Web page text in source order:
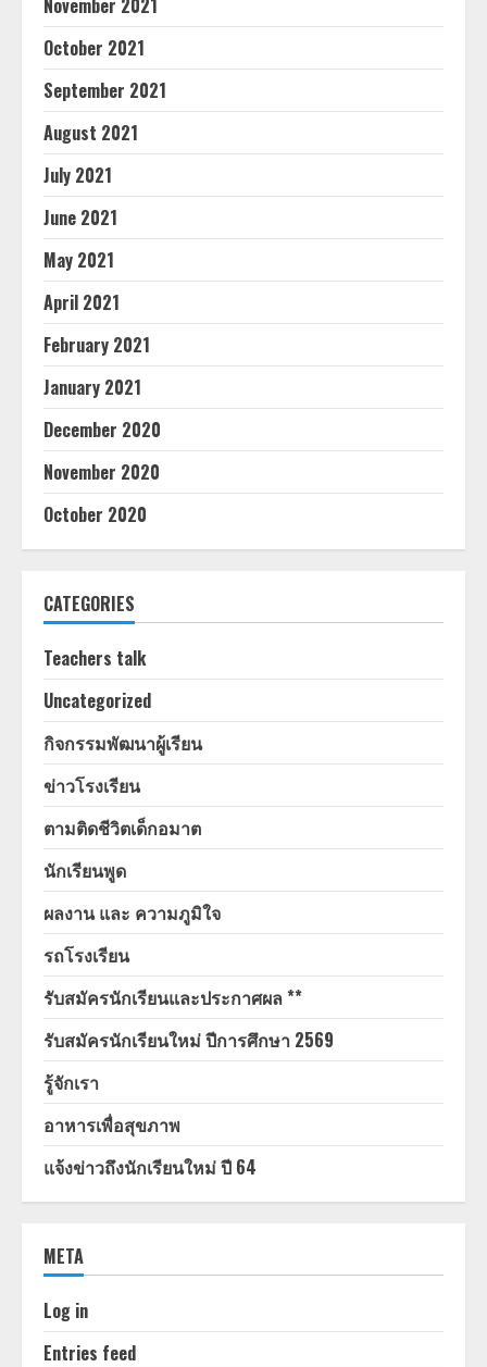
October 2021
September 2021
August 2021
July 2021
June 2021
May 2021
April 2021
February 2021
January 2021
December 2020
November 2020
October 2020
CATEGORIES
Teachers talk
Uncategorized
กิจกรรมพัฒนาผู้เรียน
ข่าวโรงเรียน
ตามติดชีวิตเด็กอมาต
นักเรียนพูด
ผลงาน และ ความภูมิใจ
รถโรงเรียน
รับสมัครนักเรียนและประกาศผล **
รับสมัครนักเรียนใหม่ ปีการศึกษา 2569
รู้จักเรา
อาหารเพื่อสุขภาพ
แจ้งข่าวถึงนักเรียนใหม่ ปี 64
META
Log in
Entries feed